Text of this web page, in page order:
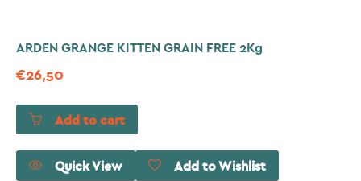
ARDEN GRANGE KITTEN GRAIN FREE 2Kg
€26,50
Add to cart
Quick View Add to Wishlist